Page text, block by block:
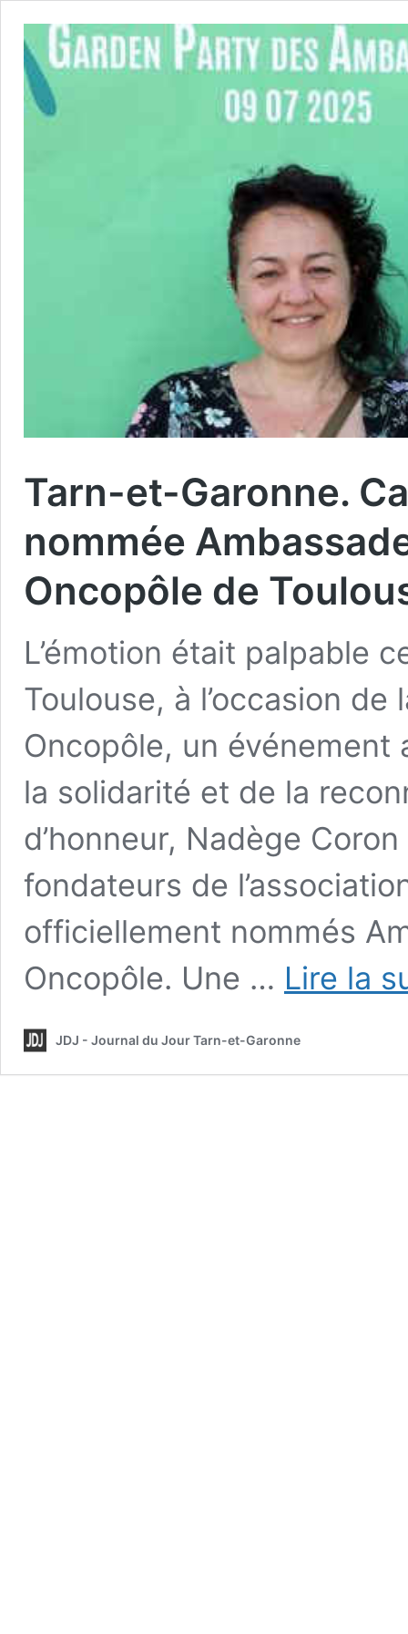
Tarn-et-Garonne.
nommée
Oncopôle de
L’émotion était palpable
Toulouse, à l’occasion
Oncopôle, un événement
la solidarité et de la
d’honneur, Nadège
fondateurs de
officiellement nommés
Oncopôle. Une … Lire la
JDJ - Journal du Jour Tarn-et-Garonne